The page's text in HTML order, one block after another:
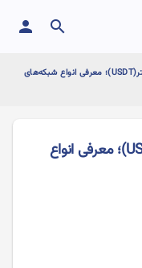
search
person
راهنمای کامل و جامع انواع تتر(USDT)؛ معرفی انواع شبکه‌های
راهنمای کامل و جامع انواع تتر(USDT)؛ معرفی انواع